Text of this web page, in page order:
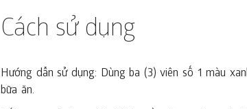
Cách sử dụng
Hướng dẫn sử dụng: Dùng ba (3) viên số 1 màu
bữa ăn.